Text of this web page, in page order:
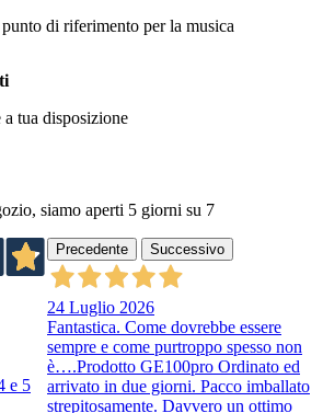
di riferimento per la musica
a tua disposizione
siamo aperti 5 giorni su 7
e 5
Precedente Successivo
24 Luglio 2026
Fantastica. Come dovrebbe essere
sempre e come purtroppo spesso non
è….Prodotto GE100pro Ordinato ed
arrivato in due giorni. Pacco imballato
strepitosamente. Davvero un ottimo